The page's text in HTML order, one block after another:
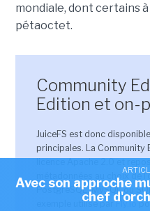
mondiale, dont certains
pétaoctet.
Community
Edition et on-
JuiceFS est donc
principales. La Community
licence Apache 2.0 et
métadonnées au choix de
PostgreSQL, MySQL ou
exemple utilisé parFly.io
Avec son approche
chef